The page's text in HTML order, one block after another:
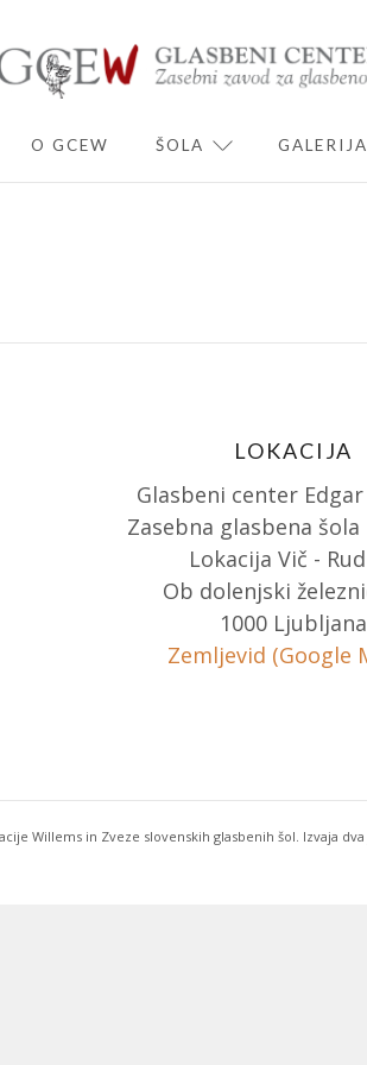
CHILD MENU
O GCEW ŠOLA EXPANDGALERIJA
LOKACIJA
Glasbeni center
Zasebna glasbena
Lokacija Vič -
Ob dolenjski
1000 Ljubljana
Zemljevid (Google
Willems in Zveze slovenskih glasbenih šol. Izvaja